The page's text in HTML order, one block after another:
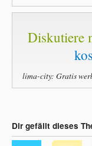
Diskutiere
lima-city: Gratis
Dir gefällt dieses